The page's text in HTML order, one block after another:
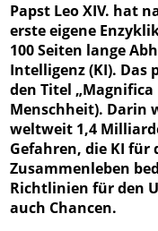
Papst Leo XIV. hat
erste eigene
100 Seiten lange
Intelligenz (KI). Das
den Titel
Menschheit). Darin
weltweit 1,4
Gefahren, die KI für
Zusammenleben
Richtlinien für den
auch Chancen.